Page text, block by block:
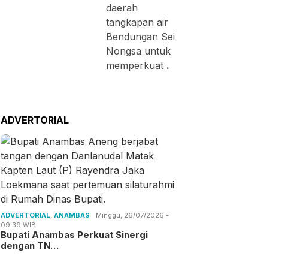
daerah
tangkapan air
Bendungan Sei
Nongsa untuk
memperkuat .
ADVERTORIAL
ADVERTORIAL,ANAMBAS
Minggu, 26/07/2026 -
09:39 WIB
Bupati Anambas Perkuat Sinergi
dengan TN…